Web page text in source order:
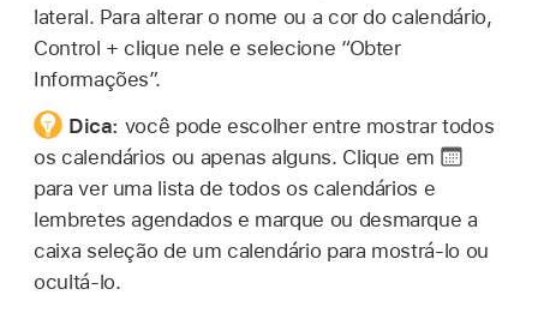
lateral. Para alterar o nome ou a cor do calendário,
Control + clique nele e selecione “Obter
Informações”.
Dica: você pode escolher entre mostrar todos
os calendários ou apenas alguns. Clique em
para ver uma lista de todos os calendários e
lembretes agendados e marque ou desmarque a
caixa seleção de um calendário para mostrá‑lo ou
ocultá‑lo.